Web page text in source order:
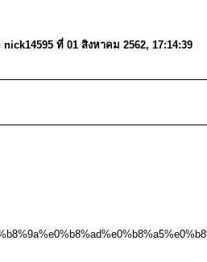
ที่ 01 สิงหาคม 2562, 17:14:39